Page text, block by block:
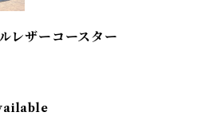
レザーコースター